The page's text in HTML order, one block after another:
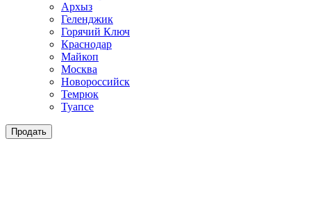
Архыз
Геленджик
Горячий Ключ
Краснодар
Майкоп
Москва
Новороссийск
Темрюк
Туапсе
Продать